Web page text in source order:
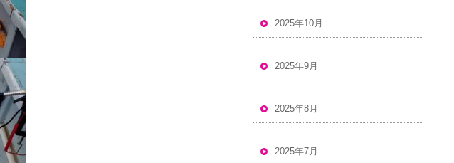
2025年10月
2025年9月
2025年8月
2025年7月